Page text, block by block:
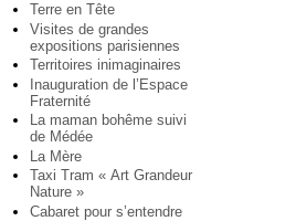
Terre en Tête
Visites de grandes
expositions parisiennes
Territoires inimaginaires
Inauguration de l’Espace
Fraternité
La maman bohême suivi
de Médée
La Mère
Taxi Tram « Art Grandeur
Nature »
Cabaret pour s’entendre